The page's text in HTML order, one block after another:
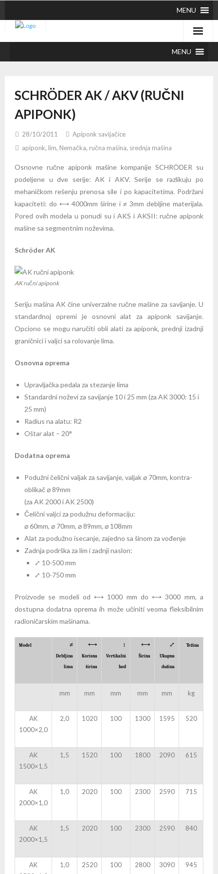
MENU
MENU
SCHRÖDER AK / AKV (RUČNI
APIPONK)
28/10/2011
Apiponk savijačice
apiponk, lim, Nemačka, ručna mašina, srednja mašina
Osnovne ručne apiponk mašine kompanije SCHRÖDER su
podeljene u dve serije: AK i AKV. Serije se razlikuju po
mehaničkom rešenju prenosa sile i po kapacitetima. Podržani
kapaciteti: do ⟷ 4000mm širine i ≠ 3mm debljine materijala.
Pored ovih modela u ponudi su i AKS i AKSII: ručne apiponk
mašine sa segmentnim noževima.
Schröder AK
AK ručni apiponk
Seriju mašina AK čine univerzalne ručne mašine za savijanje. U
standardnoj opremi je osnovni alat za apiponk savijanje.
Opciono se mogu naručiti obli alati za apiponk, prednji izadnji
graničnici i valjci sa rolovanje lima.
Osnovna oprema
Upravljačka pedala za stezanje lima
Standardni noževi za savijanje 10 i 25 mm (za AK 3000: 15 i
25 mm)
Radius na alatu: R2
Oštar alat – 20°
Dodatna oprema
Podužni čelični valjak za savijanje, valjak ⌀ 70mm, kontra-
oblikač ⌀ 89mm
(za AK 2000 i AK 2500)
Čelični valjci za podužnu deformaciju:
⌀ 60mm, ⌀ 70mm, ⌀ 89mm, ⌀ 108mm
Alat za podužno isecanje, zajedno sa šinom za vođenje
Zadnja podrška za lim i zadnji naslon:
⤢ 10-500 mm
⤢ 10-750 mm
Proizvode se modeli od ⟷ 1000 mm do ⟷ 3000 mm, a
dostupna dodatna oprema ih može učiniti veoma fleksibilnim
radioničarskim mašinama.
Model ≠
Debljina
lima
⟷
Korisna
širina
↕
Vertikalni
hod
⟷
Širina
⤢
Ukupna
dužina
Težina
mm mm mm mm mm kg
AK
1000×2,0
2,0 1020 100 1300 1595 520
AK
1500×1,5
1,5 1520 100 1800 2090 615
AK
2000×1,0
1,0 2020 100 2300 2590 715
AK
2000×1,5
1,5 2020 100 2300 2590 840
AK
1,0 2520 100 2800 3090 945